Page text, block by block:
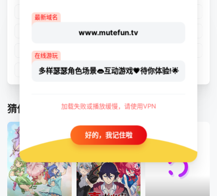
第09集
第14集 第15集
第17集
第21集
猜你喜欢
最新域名
www.mutefun.tv
在线游玩
多样瑟瑟角色场景👄互动游戏💗待你体验!🌟
加载失败或播放缓慢，请使用VPN
好的，我记住啦